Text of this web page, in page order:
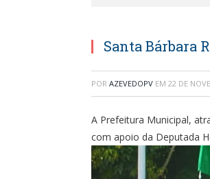
Santa Bárbara
POR AZEVEDOPV EM 22 DE
A Prefeitura Municipal,
com apoio da Deputada